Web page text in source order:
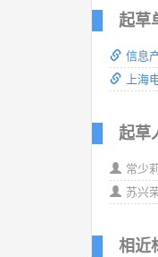
起草
信息
上海
起草
常少
苏兴
相近